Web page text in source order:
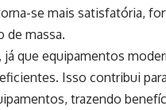
se mais satisfatória,
de massa.
que equipamentos
Isso contribui
trazendo